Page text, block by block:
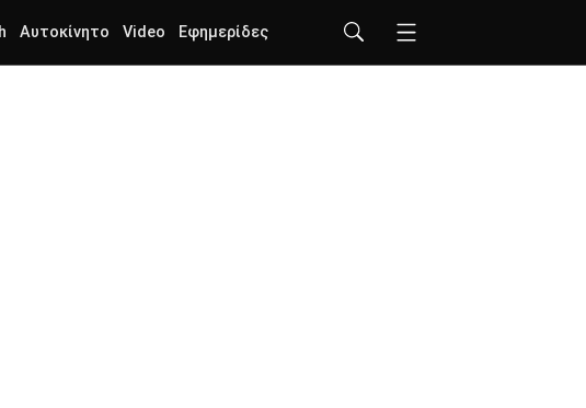
Αυτοκίνητο Video Εφημερίδες